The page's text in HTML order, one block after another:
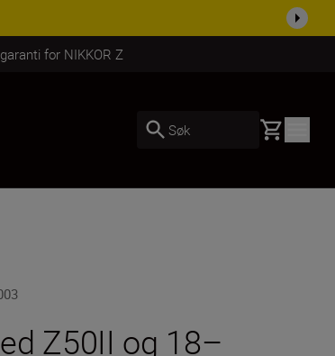
for NIKKOR Z
Søk Basket
Z50II og 18–